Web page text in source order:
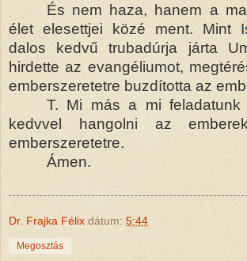
És nem haza, hanem a
élet elesettjei közé ment. Mint
dalos kedvű trubadúrja járta
hirdette az evangéliumot,
emberszeretetre buzdította az
T. Mi más a mi feladatunk
kedvvel hangolni az
emberszeretetre.
Ámen.
Dr. Frajka Félix dátum: 5:44
Megosztás